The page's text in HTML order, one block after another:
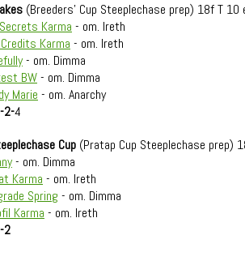
(Breeders' Cup Steeplechase prep) 18f T
Karma - om. Ireth
Karma - om. Ireth
- om. Dimma
BW- om. Dimma
Marie - om. Anarchy
2-4
Cup (Pratap Cup Steeplechase
- om. Dimma
Karma - om. Ireth
Spring - om. Dimma
Karma - om. Ireth
2